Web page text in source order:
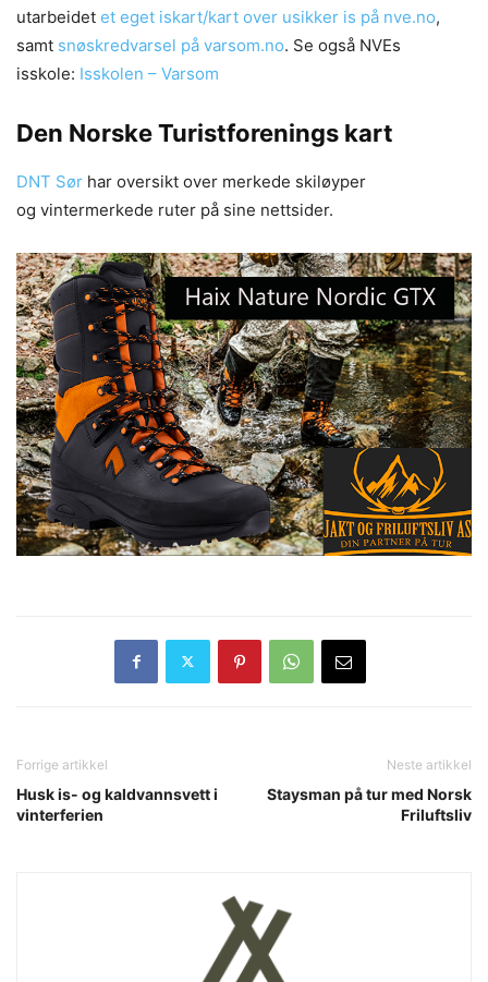
utarbeidet et eget iskart/kart over usikker is på nve.no,
samt snøskredvarsel på varsom.no. Se også NVEs
isskole: Isskolen – Varsom
Den Norske Turistforenings kart
DNT Sør har oversikt over merkede skiløyper
og vintermerkede ruter på sine nettsider.
Forrige artikkel
Husk is- og kaldvannsvett i
vinterferien
Neste artikkel
Staysman på tur med Norsk
Friluftsliv